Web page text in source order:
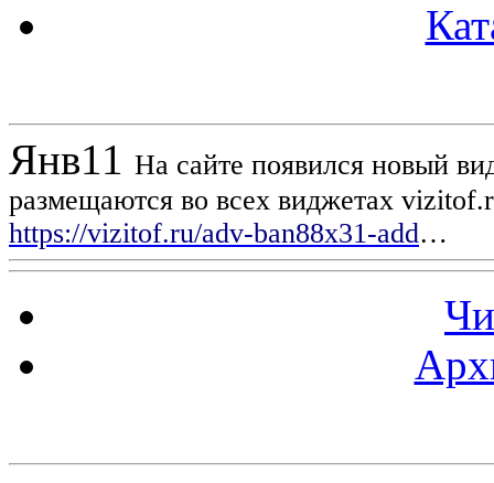
Янв11 На сайте появился новый
размещаются во всех виджетах
https://vizitof.ru/adv-ban88x31-add…